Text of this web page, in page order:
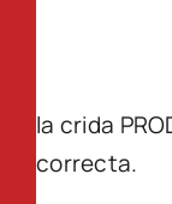
la crida
correcta.